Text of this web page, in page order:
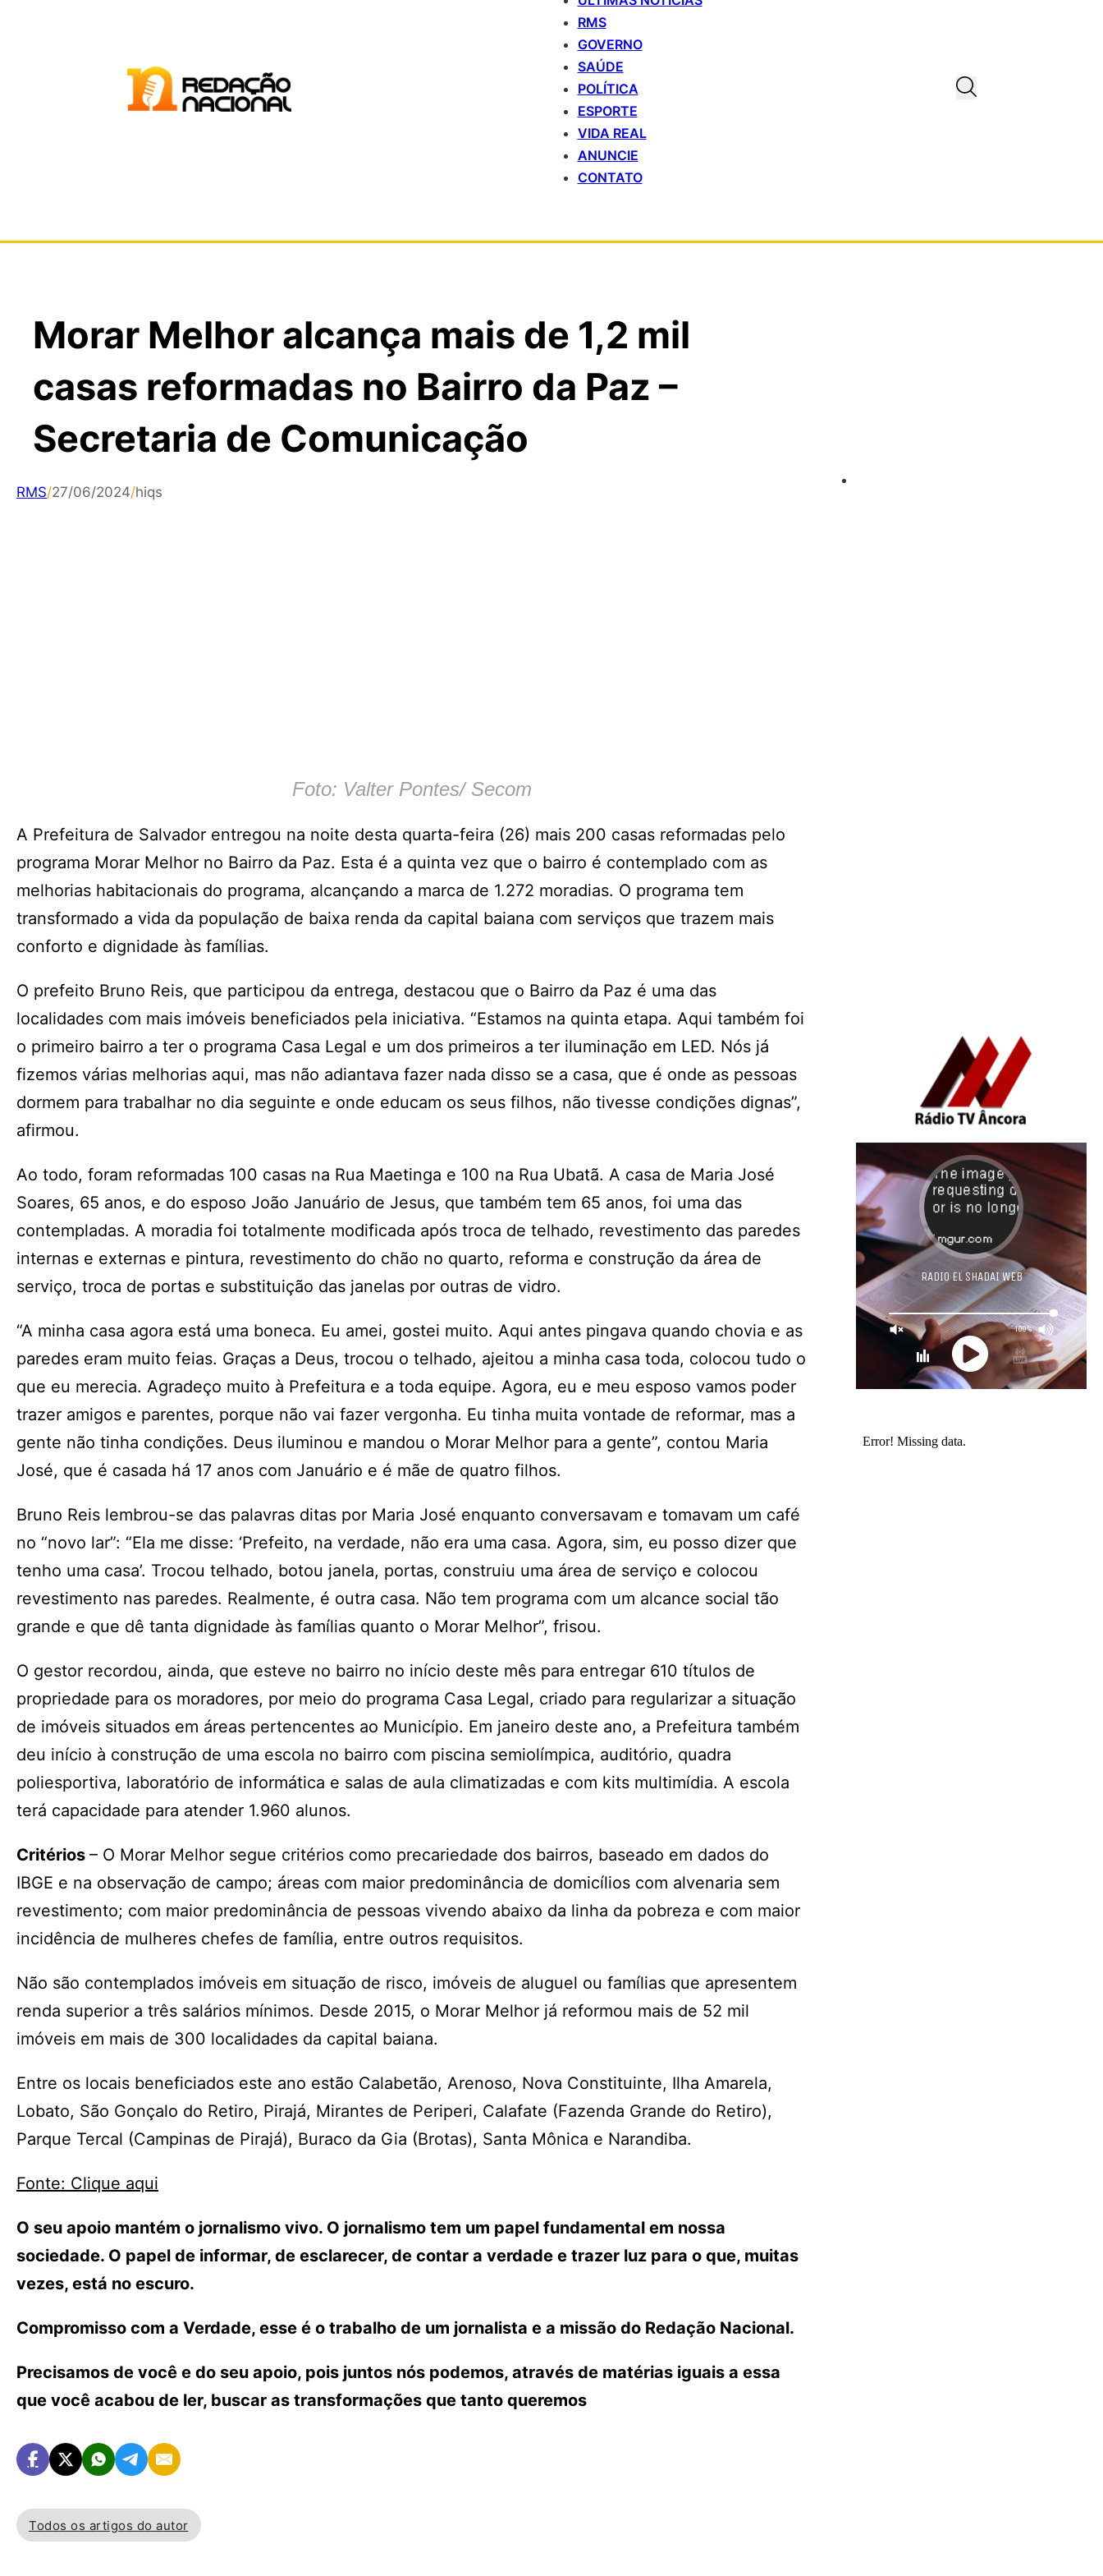
RMS
GOVERNO
SAÚDE
POLÍTICA
ESPORTE
VIDA REAL
ANUNCIE
CONTATO
Morar Melhor alcança mais de 1,2 mil
casas reformadas no Bairro da Paz –
Secretaria de Comunicação
RMS/27/06/2024/hiqs
Foto: Valter Pontes/ Secom
A Prefeitura de Salvador entregou na noite desta quarta-feira (26) mais 200 casas reformadas pelo
programa Morar Melhor no Bairro da Paz. Esta é a quinta vez que o bairro é contemplado com as
melhorias habitacionais do programa, alcançando a marca de 1.272 moradias. O programa tem
transformado a vida da população de baixa renda da capital baiana com serviços que trazem mais
conforto e dignidade às famílias.
O prefeito Bruno Reis, que participou da entrega, destacou que o Bairro da Paz é uma das
localidades com mais imóveis beneficiados pela iniciativa. “Estamos na quinta etapa. Aqui também foi
o primeiro bairro a ter o programa Casa Legal e um dos primeiros a ter iluminação em LED. Nós já
fizemos várias melhorias aqui, mas não adiantava fazer nada disso se a casa, que é onde as pessoas
dormem para trabalhar no dia seguinte e onde educam os seus filhos, não tivesse condições dignas”,
afirmou.
Ao todo, foram reformadas 100 casas na Rua Maetinga e 100 na Rua Ubatã. A casa de Maria José
Soares, 65 anos, e do esposo João Januário de Jesus, que também tem 65 anos, foi uma das
contempladas. A moradia foi totalmente modificada após troca de telhado, revestimento das paredes
internas e externas e pintura, revestimento do chão no quarto, reforma e construção da área de
serviço, troca de portas e substituição das janelas por outras de vidro.
“A minha casa agora está uma boneca. Eu amei, gostei muito. Aqui antes pingava quando chovia e as
paredes eram muito feias. Graças a Deus, trocou o telhado, ajeitou a minha casa toda, colocou tudo o
que eu merecia. Agradeço muito à Prefeitura e a toda equipe. Agora, eu e meu esposo vamos poder
trazer amigos e parentes, porque não vai fazer vergonha. Eu tinha muita vontade de reformar, mas a
gente não tinha condições. Deus iluminou e mandou o Morar Melhor para a gente”, contou Maria
José, que é casada há 17 anos com Januário e é mãe de quatro filhos.
Bruno Reis lembrou-se das palavras ditas por Maria José enquanto conversavam e tomavam um café
no “novo lar”: “Ela me disse: ‘Prefeito, na verdade, não era uma casa. Agora, sim, eu posso dizer que
tenho uma casa’. Trocou telhado, botou janela, portas, construiu uma área de serviço e colocou
revestimento nas paredes. Realmente, é outra casa. Não tem programa com um alcance social tão
grande e que dê tanta dignidade às famílias quanto o Morar Melhor”, frisou.
O gestor recordou, ainda, que esteve no bairro no início deste mês para entregar 610 títulos de
propriedade para os moradores, por meio do programa Casa Legal, criado para regularizar a situação
de imóveis situados em áreas pertencentes ao Município. Em janeiro deste ano, a Prefeitura também
deu início à construção de uma escola no bairro com piscina semiolímpica, auditório, quadra
poliesportiva, laboratório de informática e salas de aula climatizadas e com kits multimídia. A escola
terá capacidade para atender 1.960 alunos.
Critérios – O Morar Melhor segue critérios como precariedade dos bairros, baseado em dados do
IBGE e na observação de campo; áreas com maior predominância de domicílios com alvenaria sem
revestimento; com maior predominância de pessoas vivendo abaixo da linha da pobreza e com maior
incidência de mulheres chefes de família, entre outros requisitos.
Não são contemplados imóveis em situação de risco, imóveis de aluguel ou famílias que apresentem
renda superior a três salários mínimos. Desde 2015, o Morar Melhor já reformou mais de 52 mil
imóveis em mais de 300 localidades da capital baiana.
Entre os locais beneficiados este ano estão Calabetão, Arenoso, Nova Constituinte, Ilha Amarela,
Lobato, São Gonçalo do Retiro, Pirajá, Mirantes de Periperi, Calafate (Fazenda Grande do Retiro),
Parque Tercal (Campinas de Pirajá), Buraco da Gia (Brotas), Santa Mônica e Narandiba.
Fonte: Clique aqui
O seu apoio mantém o jornalismo vivo. O jornalismo tem um papel fundamental em nossa
sociedade. O papel de informar, de esclarecer, de contar a verdade e trazer luz para o que, muitas
vezes, está no escuro.
Compromisso com a Verdade, esse é o trabalho de um jornalista e a missão do Redação Nacional.
Precisamos de você e do seu apoio, pois juntos nós podemos, através de matérias iguais a essa
que você acabou de ler, buscar as transformações que tanto queremos
Todos os artigos do autor